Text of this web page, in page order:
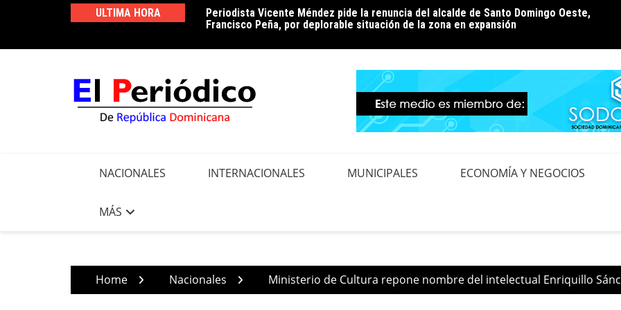
ULTIMA HORA
Periodista Vicente Méndez pide la renuncia del alcalde de Santo Domingo Oeste,
Francisco Peña, por deplorable situación de la zona en expansión
Luz 24 horas o reducción de pérdidas: la conversación que el país aún tiene
pendiente
NACIONALES INTERNACIONALES MUNICIPALES ECONOMÍA Y NEGOCIOS
MÁS
Home Nacionales Ministerio de Cultura repone nombre del intelectual Enriquillo